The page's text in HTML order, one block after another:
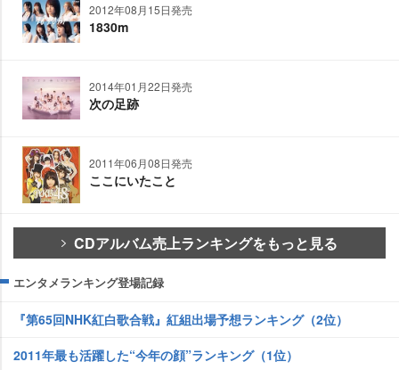
2012年08月15日発売
1830m
2014年01月22日発売
次の足跡
2011年06月08日発売
ここにいたこと
CDアルバム売上ランキングをもっと見る
エンタメランキング登場記録
『第65回NHK紅白歌合戦』紅組出場予想ランキング（2位）
2011年最も活躍した“今年の顔”ランキング（1位）